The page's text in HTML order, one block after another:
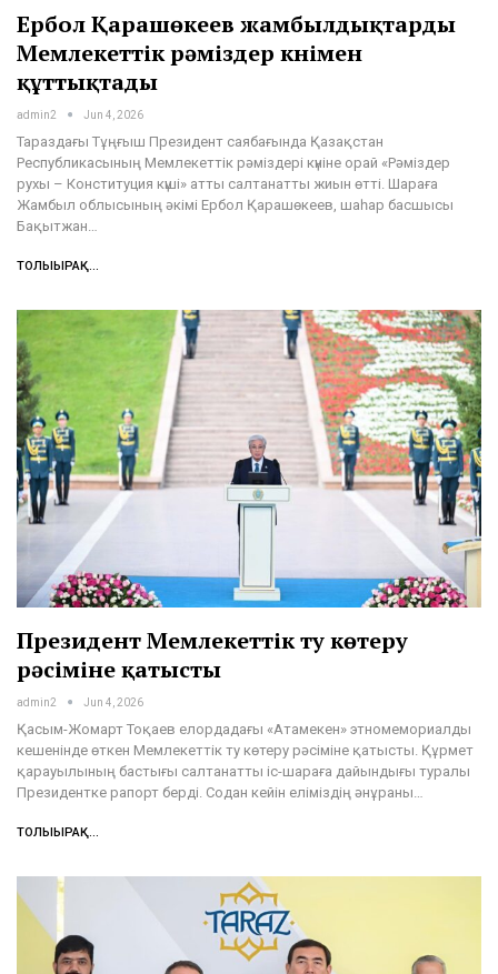
Ербол Қарашөкеев жамбылдықтарды
Мемлекеттік рәміздер күнімен
құттықтады
admin2 Jun 4, 2026
Тараздағы Тұңғыш Президент саябағында Қазақстан
Республикасының Мемлекеттік рәміздері күніне орай «Рәміздер
рухы – Конституция күші» атты салтанатты жиын өтті. Шараға
Жамбыл облысының әкімі Ербол Қарашөкеев, шаһар басшысы
Бақытжан…
ТОЛЫҒЫРАҚ...
Президент Мемлекеттік ту көтеру
рәсіміне қатысты
admin2 Jun 4, 2026
Қасым-Жомарт Тоқаев елордадағы «Атамекен» этномемориалды
кешенінде өткен Мемлекеттік ту көтеру рәсіміне қатысты. Құрмет
қарауылының бастығы салтанатты іс-шараға дайындығы туралы
Президентке рапорт берді. Содан кейін еліміздің әнұраны…
ТОЛЫҒЫРАҚ...